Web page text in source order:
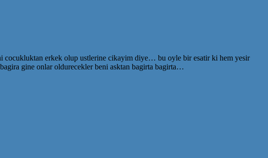
cocukluktan erkek olup ustlerine cikayim diye… bu oyle bir esatir ki hem yesir
gine onlar oldurecekler beni asktan bagirta bagirta…